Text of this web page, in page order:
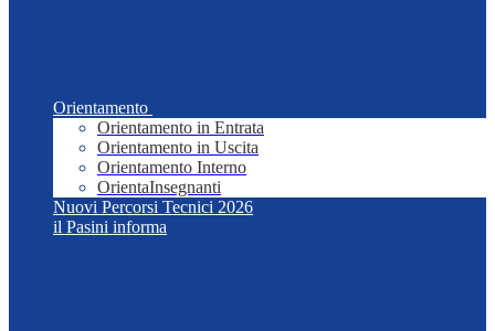
Orientamento
Orientamento in Entrata
Orientamento in Uscita
Orientamento Interno
OrientaInsegnanti
Nuovi Percorsi Tecnici 2026
il Pasini informa